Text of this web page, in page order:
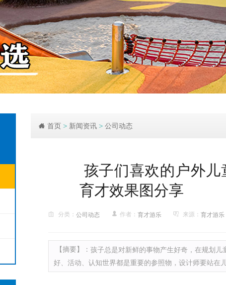
首页 > 新闻资讯 > 公司动态
孩子们喜欢的户外儿
育才效果图分享
分类： 公司动态 作者： 育才游乐 来源： 育才游乐
【摘要】： 孩子总是对新鲜的事物产生好奇，在规划儿
好、活动、认知世界都是重要的参照物，设计师要站在